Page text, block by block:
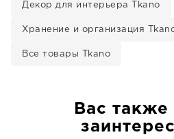
Декор для интерьера Tkano
Хранение и организация
Все товары Tkano
Вас